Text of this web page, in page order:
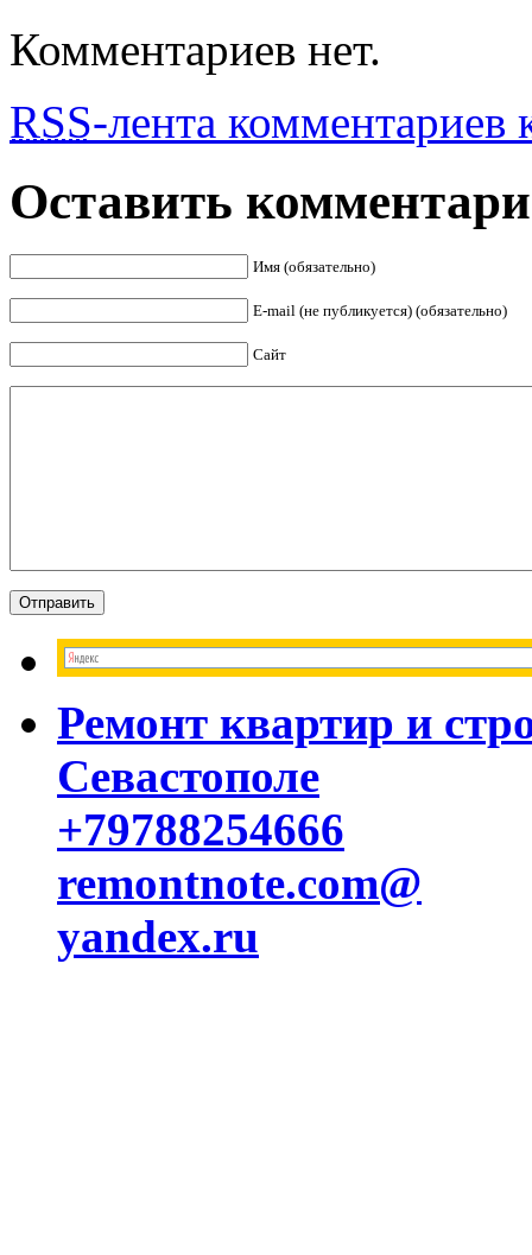
Комментариев нет.
RSS-лента комментариев
Оставить
Имя (обязательно)
E-mail (не публикуется) (обязательно)
Сайт
Ремонт квартир и
Севастополе
+79788254666
remontnote.com@
yandex.ru